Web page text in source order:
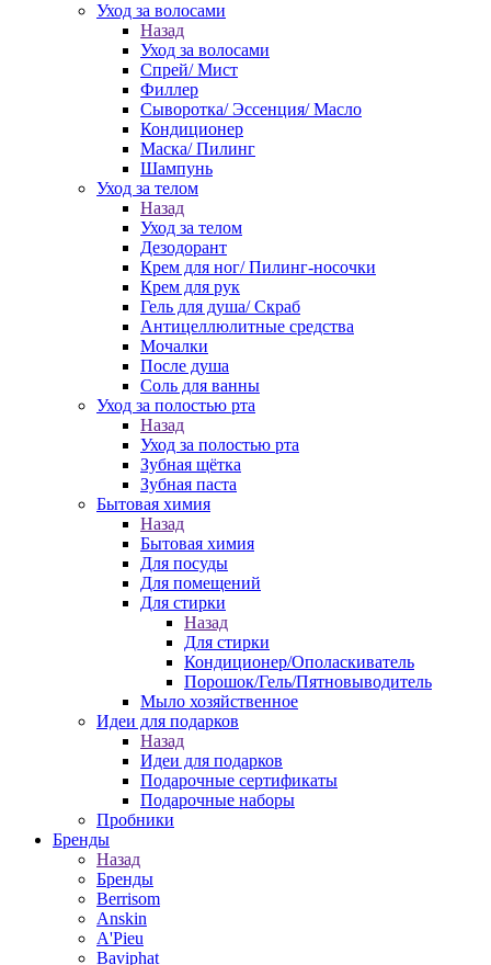
Уход за волосами
Назад
Уход за волосами
Спрей/ Мист
Филлер
Сыворотка/ Эссенция/ Масло
Кондиционер
Маска/ Пилинг
Шампунь
Уход за телом
Назад
Уход за телом
Дезодорант
Крем для ног/ Пилинг-носочки
Крем для рук
Гель для душа/ Скраб
Антицеллюлитные средства
Мочалки
После душа
Соль для ванны
Уход за полостью рта
Назад
Уход за полостью рта
Зубная щётка
Зубная паста
Бытовая химия
Назад
Бытовая химия
Для посуды
Для помещений
Для стирки
Назад
Для стирки
Кондиционер/Ополаскиватель
Порошок/Гель/Пятновыводитель
Мыло хозяйственное
Идеи для подарков
Назад
Идеи для подарков
Подарочные сертификаты
Подарочные наборы
Пробники
Бренды
Назад
Бренды
Berrisom
Anskin
A'Pieu
Baviphat